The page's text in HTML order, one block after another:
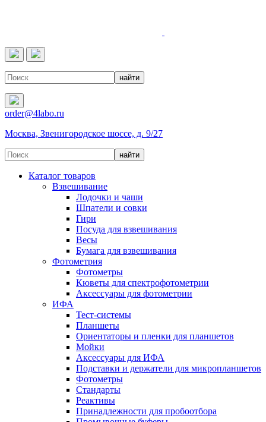
order@4labo.ru
Москва, Звенигородское шоссе, д. 9/27
Каталог товаров
Взвешивание
Лодочки и чаши
Шпатели и совки
Гири
Посуда для взвешивания
Весы
Бумага для взвешивания
Фотометрия
Фотометры
Кюветы для спектрофотометрии
Аксессуары для фотометрии
ИФА
Тест-системы
Планшеты
Ориентаторы и пленки для планшетов
Мойки
Аксессуары для ИФА
Подставки и держатели для микропланшетов
Фотометры
Стандарты
Реактивы
Принадлежности для пробоотбора